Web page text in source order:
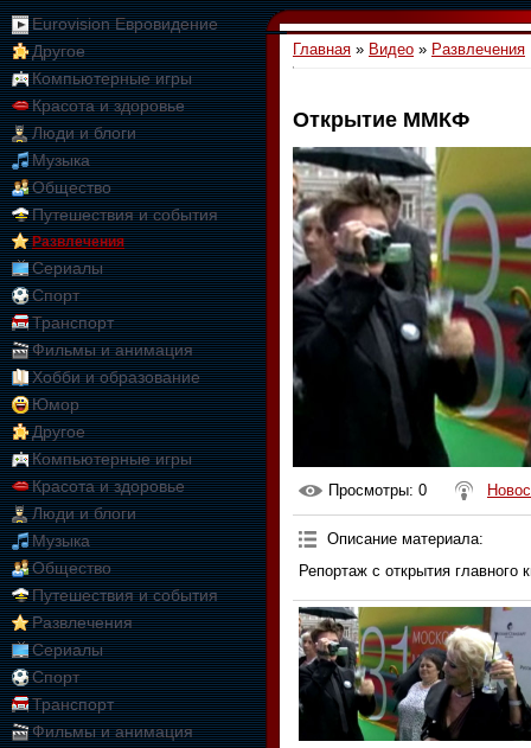
Eurovision Евровидение
Другое
Компьютерные игры
Красота и здоровье
Люди и блоги
Музыка
Общество
Путешествия и события
Развлечения
Сериалы
Спорт
Транспорт
Фильмы и анимация
Хобби и образование
Юмор
Другое
Компьютерные игры
Красота и здоровье
Люди и блоги
Музыка
Общество
Путешествия и события
Развлечения
Сериалы
Спорт
Транспорт
Фильмы и анимация
Главная » Видео » Развлечения
Открытие ММКФ
Просмотры: 0
Описание материала:
Репортаж с открытия